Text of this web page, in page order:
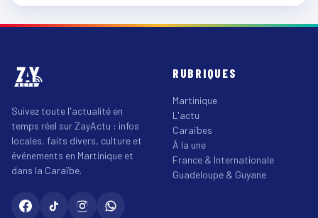
Suivez toute l'actualité en
temps réel sur ZayActu : infos
locales, faits divers, culture et
événements en Martinique et
dans la Caraïbe.
RUBRIQUES
Martinique
L'actu
Caraïbes
À la une
France & Internationale
Guadeloupe & Guyane